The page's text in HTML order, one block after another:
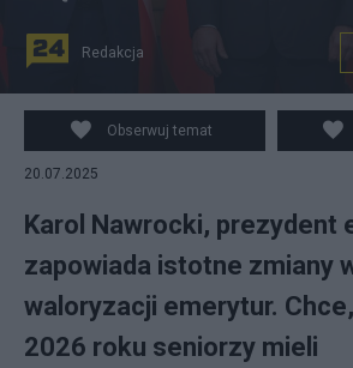
na zdjęciu: prezydent elekt RP Karol
desygnowany na szefa Biura
Narodowego Sławomir Cenckiewicz
Andrzej Kowalski (P) podczas
PAP/
Redakcja
Obserwuj temat
20.07.2025
Karol Nawrocki, prezydent
zapowiada istotne zmiany
waloryzacji emerytur.
2026 roku seniorzy mieli